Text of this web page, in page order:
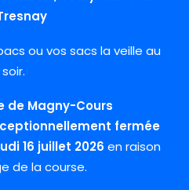
ou vos sacs la veille au
soir.
de Magny-Cours
fermée
16 juillet 2026 en raison
de la course.